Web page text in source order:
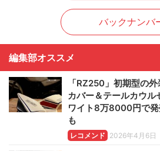
バックナンバ
編集部オススメ
「RZ250」初期型の
カバー＆テールカウ
ワイト8万8000円で
も
レコメンド 2026年4月6日